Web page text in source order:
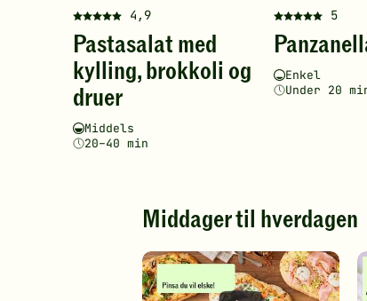
4,9
Denne
oppskriften
har
fått
5
5
stjerner.
Pastasalat med
kylling, brokkoli og
druer
Vanskelighetsgrad
Middels
Tilberedningstid
20–40 min
5
Denne
oppskriften
fått
5
gi
din
vurdering.
Enkel
Tilberedningstid
Under 20
Middager til hverdagen